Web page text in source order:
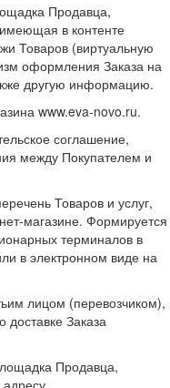
Продавца,
в контенте
Товаров (виртуальную
оформления Заказа на
другую информацию.
www.eva-novo.ru.
соглашение,
между Покупателем и
Товаров и услуг,
магазине. Формируется
терминалов в
в электронном виде на
лицом (перевозчиком),
Заказа
Продавца,